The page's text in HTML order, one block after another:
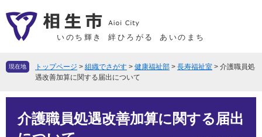
ー
先
ニ
を
いのち輝き 絆ひろがる あいのまち
現在地 トップページ > 組織でさがす > 健康福祉部 > 長寿福祉室 > 介護職員処
遇改善加算に関する届出について
介護職員処遇改善加算に関する届出